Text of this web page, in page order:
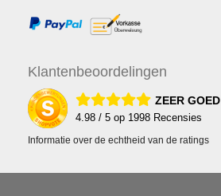
Klantenbeoordelingen
ZEER GOED
4.98 / 5 op 1998 Recensies
Informatie over de echtheid van de ratings